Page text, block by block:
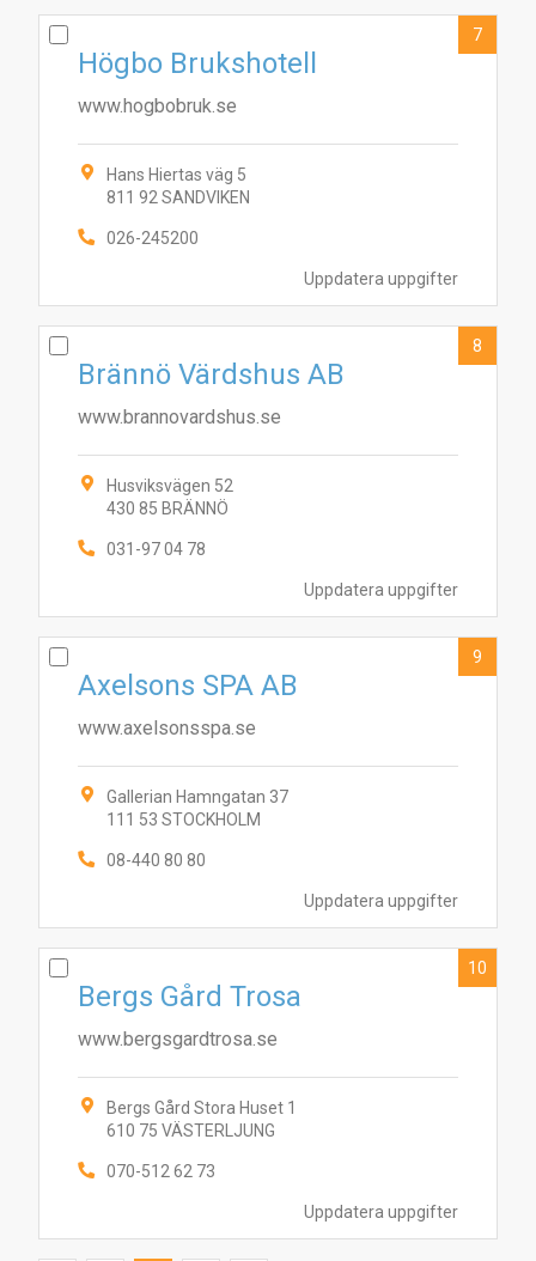
Uppdatera uppgifter
Högbo Brukshotell
www.hogbobruk.se
Hans Hiertas väg 5
811 92 SANDVIKEN
026-245200
7
Uppdatera uppgifter
Brännö Värdshus AB
www.brannovardshus.se
Husviksvägen 52
430 85 BRÄNNÖ
031-97 04 78
8
Uppdatera uppgifter
Axelsons SPA AB
www.axelsonsspa.se
Gallerian Hamngatan 37
111 53 STOCKHOLM
08-440 80 80
9
Uppdatera uppgifter
Bergs Gård Trosa
www.bergsgardtrosa.se
Bergs Gård Stora Huset 1
610 75 VÄSTERLJUNG
070-512 62 73
10